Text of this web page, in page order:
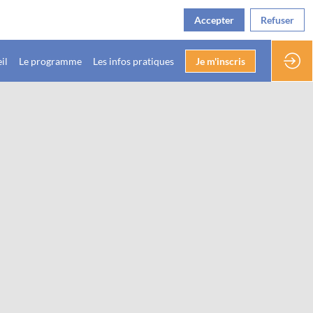
Le programme Les infos pratiques Je m'inscris
Accepter Refuser